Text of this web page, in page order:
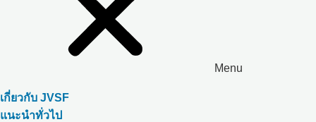
Menu
เกี่ยวกับ JVSF
แนะนำทั่วไป